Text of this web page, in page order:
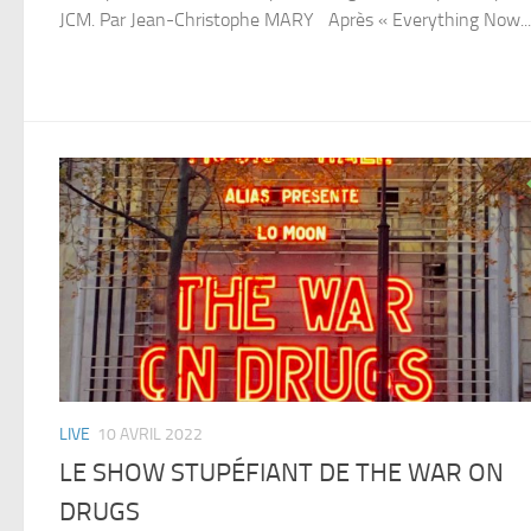
JCM. Par Jean-Christophe MARY Après « Everything Now...
LIVE 10 AVRIL 2022
LE SHOW STUPÉFIANT DE THE WAR ON
DRUGS